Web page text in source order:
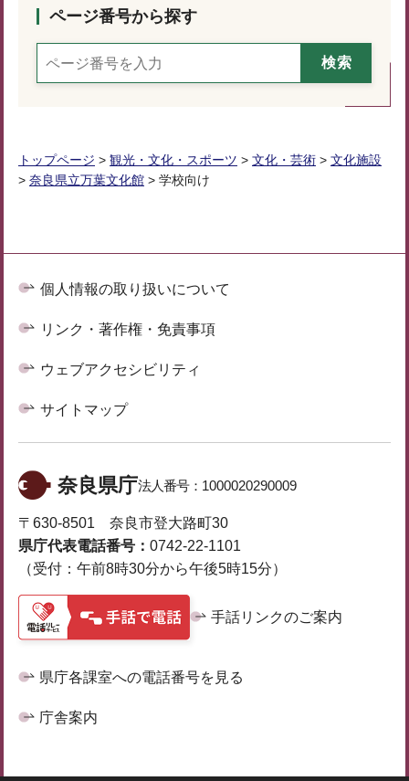
ページ番号から探す
トップページ > 観光・文化・スポーツ > 文化・芸術 > 文化施設
> 奈良県立万葉文化館 > 学校向け
個人情報の取り扱いについて
リンク・著作権・免責事項
ウェブアクセシビリティ
サイトマップ
奈良県庁法人番号： 1000020290009
〒630-8501 奈良市登大路町30
県庁代表電話番号： 0742-22-1101
（受付：午前8時30分から午後5時15分）
手話リンクのご案内
県庁各課室への電話番号を見る
庁舎案内